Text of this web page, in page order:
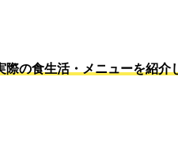
際の食生活・メニューを紹